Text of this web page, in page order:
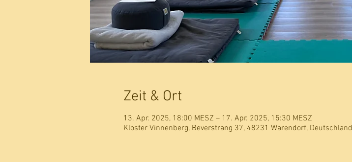
Zeit & Ort
13. Apr. 2025, 18:00 MESZ – 17. Apr. 2025, 15:30 MESZ
Kloster Vinnenberg, Beverstrang 37, 48231 Warendorf, Deutschland